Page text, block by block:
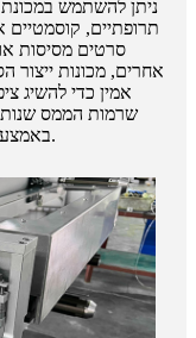
ניתן להשתמש במכונת
תרופתיים,
סרטים מסיסות
אחרים, מכונות ייצור
אמין כדי להשיג
שרמות הממס
באמצעות מכונת יצירת הסרטים מסוג המעבדה שלנו.